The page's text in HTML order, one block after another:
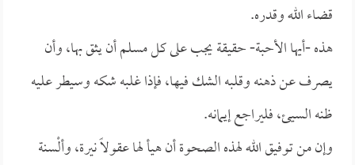
قضاء الله وقدره.
هذه -أيها الأحبة- حقيقة يجب على كل مسلم أن يثق بها، وأن
يصرف عن ذهنه وقلبه الشك فيها، فإذا غلبه شكه وسيطر عليه
ظنه السيئ، فليراجع إيمانه.
وإن من توفيق الله لهذه الصحوة أن هيأ لها عقولاً نيرة، وألْسنة